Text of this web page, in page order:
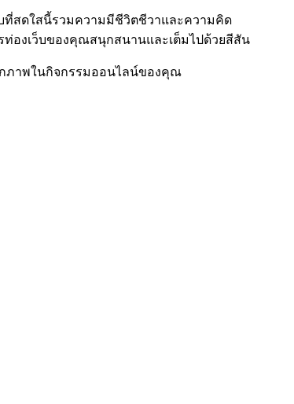
บบที่สดใสนี้รวมความมีชีวิตชีวาและความคิด
องเว็บของคุณสนุกสนานและเต็มไปด้วยสีสัน
ลิกภาพในกิจกรรมออนไลน์ของคุณ